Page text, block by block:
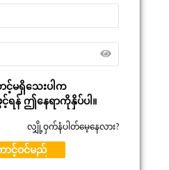
မရှိသေးပါက
န် ဤနေရာကိုနှိပ်ပါ။
လျှို့ဝှက်နံပါတ်မေ့နေလား?
င့်ဝင်မည်